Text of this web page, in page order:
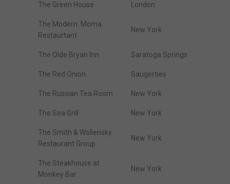
The Green House London
The Modern. Moma
Restaurtant
New York
The Olde Bryan Inn Saratoga Springs
The Red Onion Saugerties
The Russian Tea Room New York
The Sea Grill New York
The Smith & Wollensky
Restaurant Group
New York
The Steakhouse at
Monkey Bar
New York